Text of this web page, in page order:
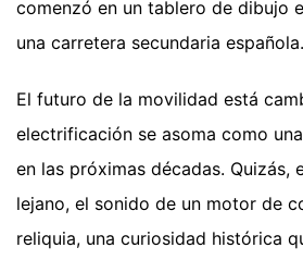
comenzó en un tablero de dibujo
una carretera secundaria española.
El futuro de la movilidad está
electrificación se asoma como
en las próximas décadas. Quizás,
lejano, el sonido de un motor de
reliquia, una curiosidad histórica